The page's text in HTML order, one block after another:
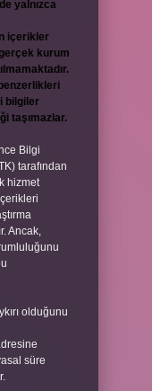
yalnızca
içerikler
kurum
bilgiler
taşımazlar.
Bilgi
tarafından
hizmet
Ancak,
olduğunu
süre